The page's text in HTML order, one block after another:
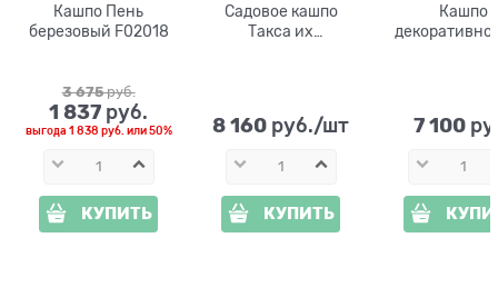
Кашпо Пень
березовый F02018
3 675 руб.
1 837 руб.
выгода 1 838 руб. или50%
КУПИТЬ
Садовое кашпо
Такса их
8 160 руб./шт
КУПИТЬ
Кашпо
ширина 65
7 100